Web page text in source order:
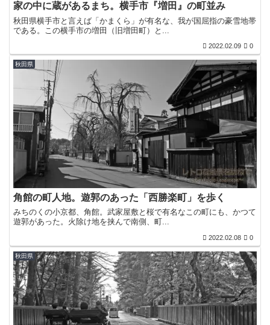
家の中に蔵があるまち。横手市『増田』の町並み
秋田県横手市と言えば「かまくら」が有名な、我が国屈指の豪雪地帯
である。この横手市の増田（旧増田町）と...
2022.02.09 0
秋田県
角館の町人地。遊郭のあった「西勝楽町」を歩く
みちのくの小京都、角館。武家屋敷と桜で有名なこの町にも、かつて
遊郭があった。火除け地を挟んで南側、町...
2022.02.08 0
秋田県